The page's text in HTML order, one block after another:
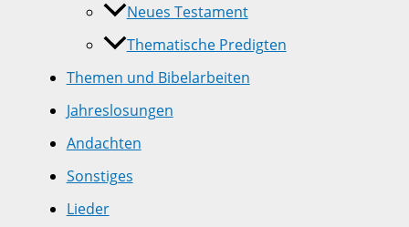
Neues Testament
Thematische Predigten
Themen und Bibelarbeiten
Jahreslosungen
Andachten
Sonstiges
Lieder